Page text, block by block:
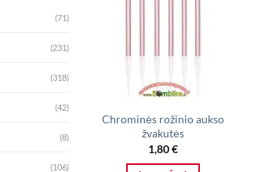
(71)
(231)
(318)
(42)
(8)
(106)
Chrominės rožinio aukso
žvakutės
1,80€